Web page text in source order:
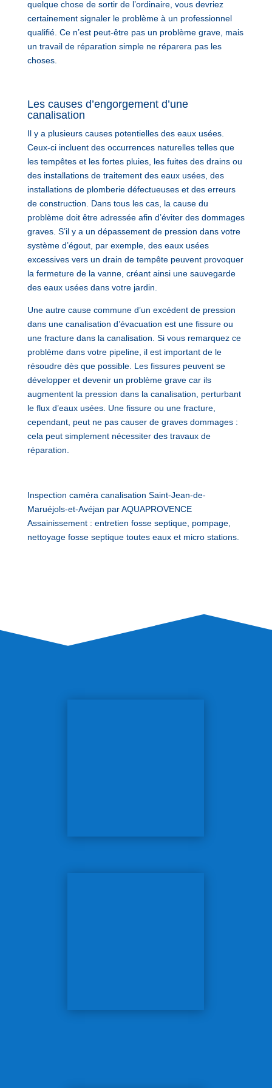
quelque chose de sortir de l’ordinaire, vous devriez
certainement signaler le problème à un professionnel
qualifié. Ce n’est peut-être pas un problème grave, mais
un travail de réparation simple ne réparera pas les
choses.
Les causes d’engorgement d’une
canalisation
Il y a plusieurs causes potentielles des eaux usées.
Ceux-ci incluent des occurrences naturelles telles que
les tempêtes et les fortes pluies, les fuites des drains ou
des installations de traitement des eaux usées, des
installations de plomberie défectueuses et des erreurs
de construction. Dans tous les cas, la cause du
problème doit être adressée afin d’éviter des dommages
graves. S’il y a un dépassement de pression dans votre
système d’égout, par exemple, des eaux usées
excessives vers un drain de tempête peuvent provoquer
la fermeture de la vanne, créant ainsi une sauvegarde
des eaux usées dans votre jardin.
Une autre cause commune d’un excédent de pression
dans une canalisation d’évacuation est une fissure ou
une fracture dans la canalisation. Si vous remarquez ce
problème dans votre pipeline, il est important de le
résoudre dès que possible. Les fissures peuvent se
développer et devenir un problème grave car ils
augmentent la pression dans la canalisation, perturbant
le flux d’eaux usées. Une fissure ou une fracture,
cependant, peut ne pas causer de graves dommages :
cela peut simplement nécessiter des travaux de
réparation.
Inspection caméra canalisation Saint-Jean-de-
Maruéjols-et-Avéjan par AQUAPROVENCE
Assainissement : entretien fosse septique, pompage,
nettoyage fosse septique toutes eaux et micro stations.